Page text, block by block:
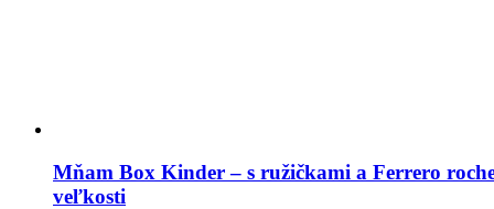
Mňam Box Kinder – s ružičkami a Ferrero
veľkosti